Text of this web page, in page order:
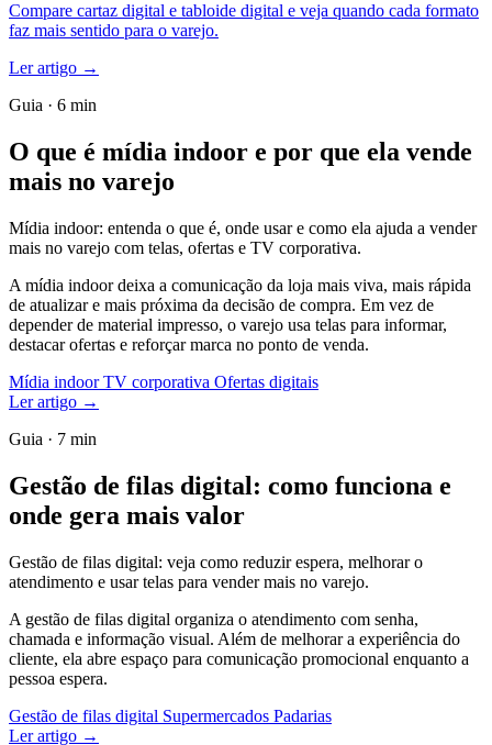
Compare cartaz digital e tabloide digital e veja quando cada formato
faz mais sentido para o varejo.
Ler artigo →
Guia · 6 min
O que é mídia indoor e por que ela vende
mais no varejo
Mídia indoor: entenda o que é, onde usar e como ela ajuda a vender
mais no varejo com telas, ofertas e TV corporativa.
A mídia indoor deixa a comunicação da loja mais viva, mais rápida
de atualizar e mais próxima da decisão de compra. Em vez de
depender de material impresso, o varejo usa telas para informar,
destacar ofertas e reforçar marca no ponto de venda.
Mídia indoorTV corporativa Ofertas digitais
Ler artigo →
Guia · 7 min
Gestão de filas digital: como funciona e
onde gera mais valor
Gestão de filas digital: veja como reduzir espera, melhorar o
atendimento e usar telas para vender mais no varejo.
A gestão de filas digital organiza o atendimento com senha,
chamada e informação visual. Além de melhorar a experiência do
cliente, ela abre espaço para comunicação promocional enquanto a
pessoa espera.
Gestão de filas digital Supermercados Padarias
Ler artigo →